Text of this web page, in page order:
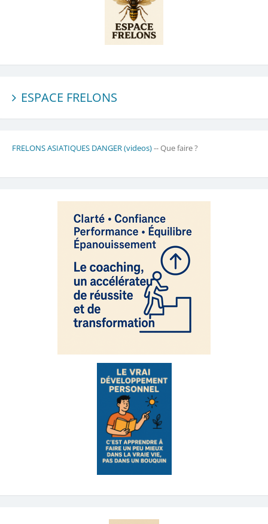
ESPACE FRELONS
FRELONS ASIATIQUES DANGER (videos)-- Que faire ?